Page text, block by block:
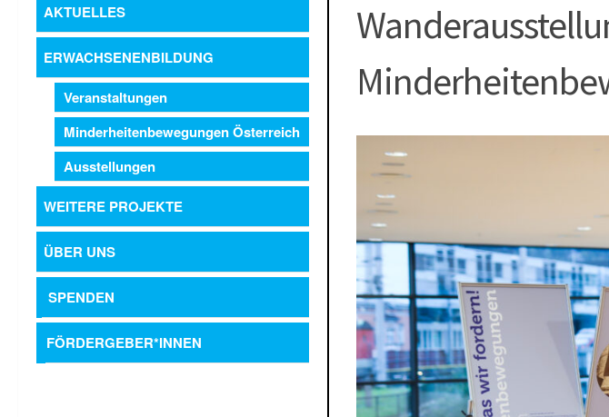
AKTUELLES
ERWACHSENENBILDUNG
Veranstaltungen
Minderheitenbewegungen Österreich
Ausstellungen
WEITERE PROJEKTE
ÜBER UNS
SPENDEN
FÖRDERGEBER*INNEN